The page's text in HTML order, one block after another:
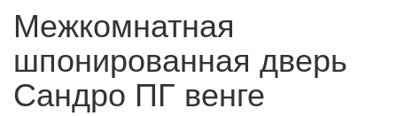
Межкомнатная
шпонированная дверь
Сандро ПГ венге